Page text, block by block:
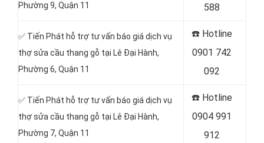
Phường 9, Quận 11
588
✅ Tiến Phát hỗ trợ tư vấn báo giá dịch vụ
thợ sửa cầu thang gỗ tại Lê Đại Hành,
Phường 6, Quận 11
☎️ Hotline
0901 742
092
✅ Tiến Phát hỗ trợ tư vấn báo giá dịch vụ
thợ sửa cầu thang gỗ tại Lê Đại Hành,
Phường 7, Quận 11
☎️ Hotline
0904 991
912